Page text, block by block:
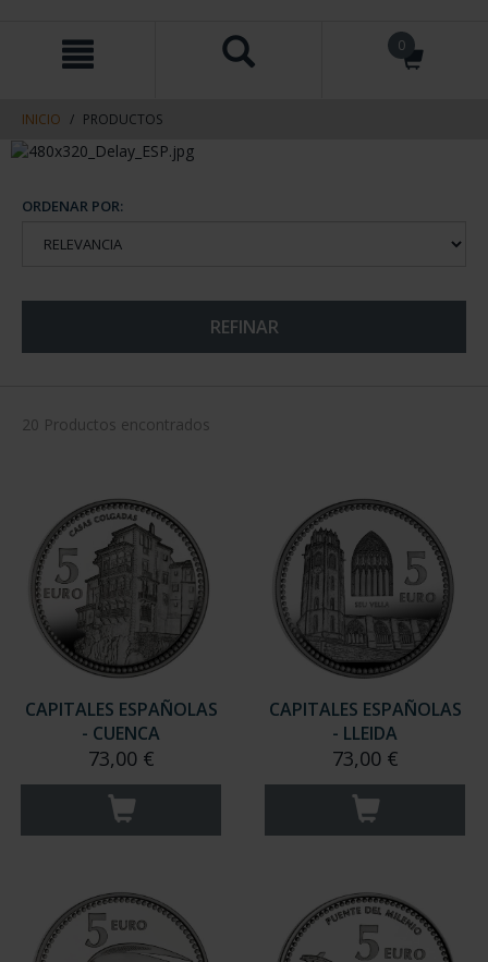
contenido
navegacin
0
INICIO PRODUCTOS
ORDENAR POR:
REFINAR
20 Productos encontrados
CAPITALES ESPAÑOLAS
- CUENCA
73,00 €
CAPITALES ESPAÑOLAS
- LLEIDA
73,00 €